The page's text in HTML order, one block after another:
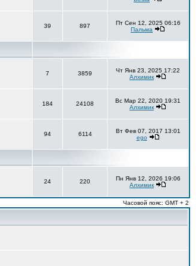
39 897
Пт Сен 12, 2025 06:16
Пальма
7 3859
Чт Янв 23, 2025 17:22
Алхимик
184 24108
Вс Мар 22, 2020 19:31
Алхимик
94 6114
Вт Фев 07, 2017 13:01
ego
24 220
Пн Янв 12, 2026 19:06
Алхимик
Часовой пояс: GMT + 2